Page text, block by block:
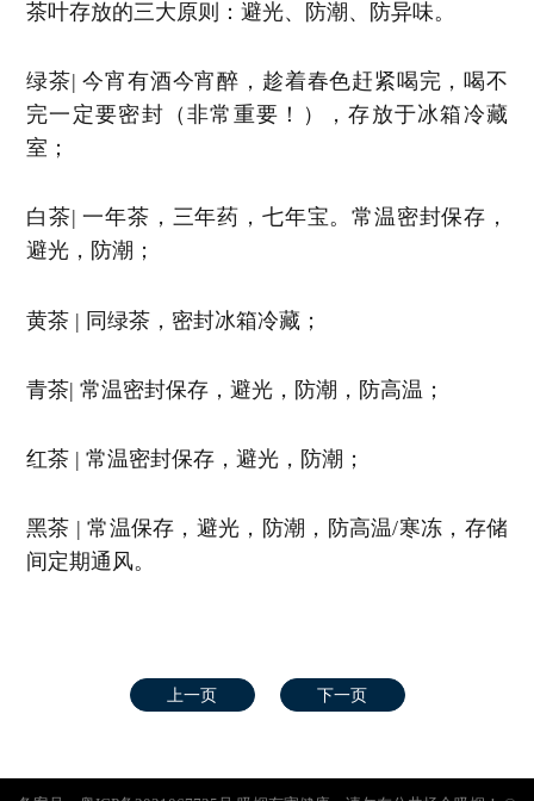
茶叶存放的三大原则：避光、防潮、防异味。
绿茶| 今宵有酒今宵醉，趁着春色赶紧喝完，喝不
完一定要密封（非常重要！），存放于冰箱冷藏
室；
白茶| 一年茶，三年药，七年宝。常温密封保存，
避光，防潮；
黄茶 | 同绿茶，密封冰箱冷藏；
青茶| 常温密封保存，避光，防潮，防高温；
红茶 | 常温密封保存，避光，防潮；
黑茶 | 常温保存，避光，防潮，防高温/寒冻，存储
间定期通风。
上一页 下一页